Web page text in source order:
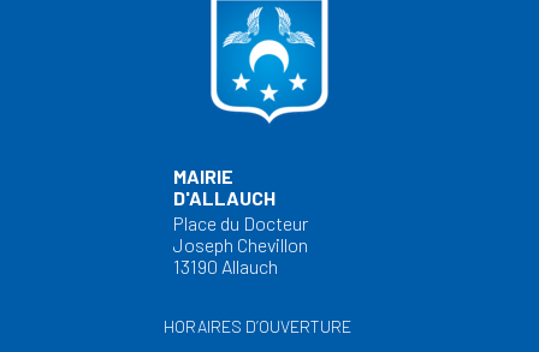
MAIRIE
D'ALLAUCH
Place du Docteur
Joseph Chevillon
13190 Allauch
HORAIRES D’OUVERTURE